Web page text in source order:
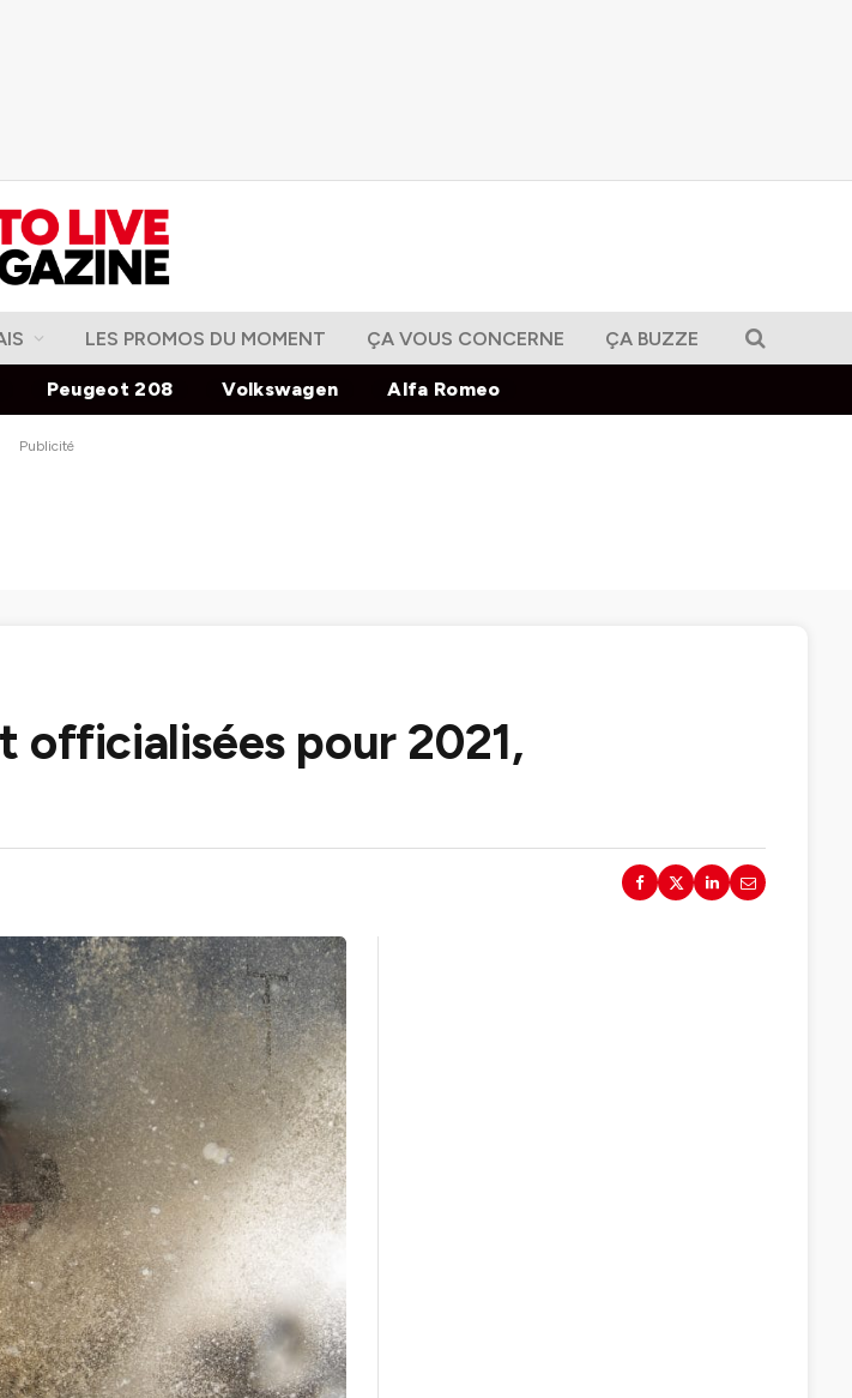
LES PROMOS DU MOMENT ÇA VOUS CONCERNE ÇA BUZZE
Peugeot 208 Volkswagen Alfa Romeo
Publicité
officialisées pour 2021,